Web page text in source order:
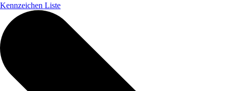
Kennzeichen Liste